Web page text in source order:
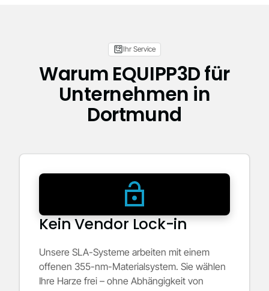
Ihr Service
Warum EQUIPP3D für
Unternehmen in
Dortmund
Kein Vendor Lock-in
Unsere SLA-Systeme arbeiten mit einem
offenen 355-nm-Materialsystem. Sie wählen
Ihre Harze frei – ohne Abhängigkeit von